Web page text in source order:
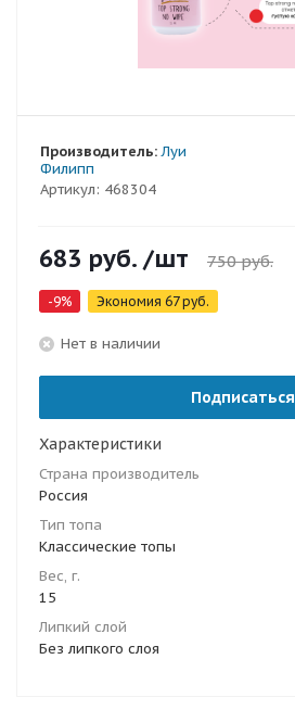
Артикул: 468304
Производитель: Луи
Филипп
683 руб. /шт 750руб.
-9% Экономия 67руб.
Нет в наличии
Подписаться
Характеристики
Страна производитель
Россия
Тип топа
Классические топы
Вес, г.
15
Липкий слой
Без липкого слоя